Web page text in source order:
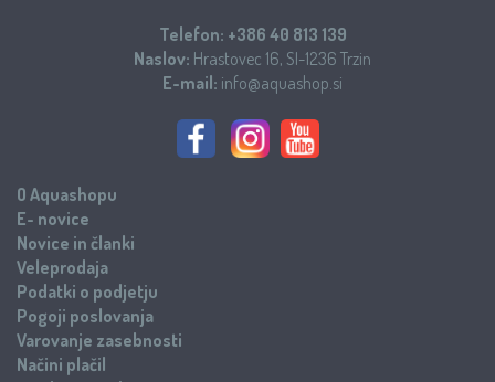
Telefon: +386 40 813 139
Naslov: Hrastovec 16, SI-1236 Trzin
E-mail: info@aquashop.si
O Aquashopu
E- novice
Novice in članki
Veleprodaja
Podatki o podjetju
Pogoji poslovanja
Varovanje zasebnosti
Načini plačil